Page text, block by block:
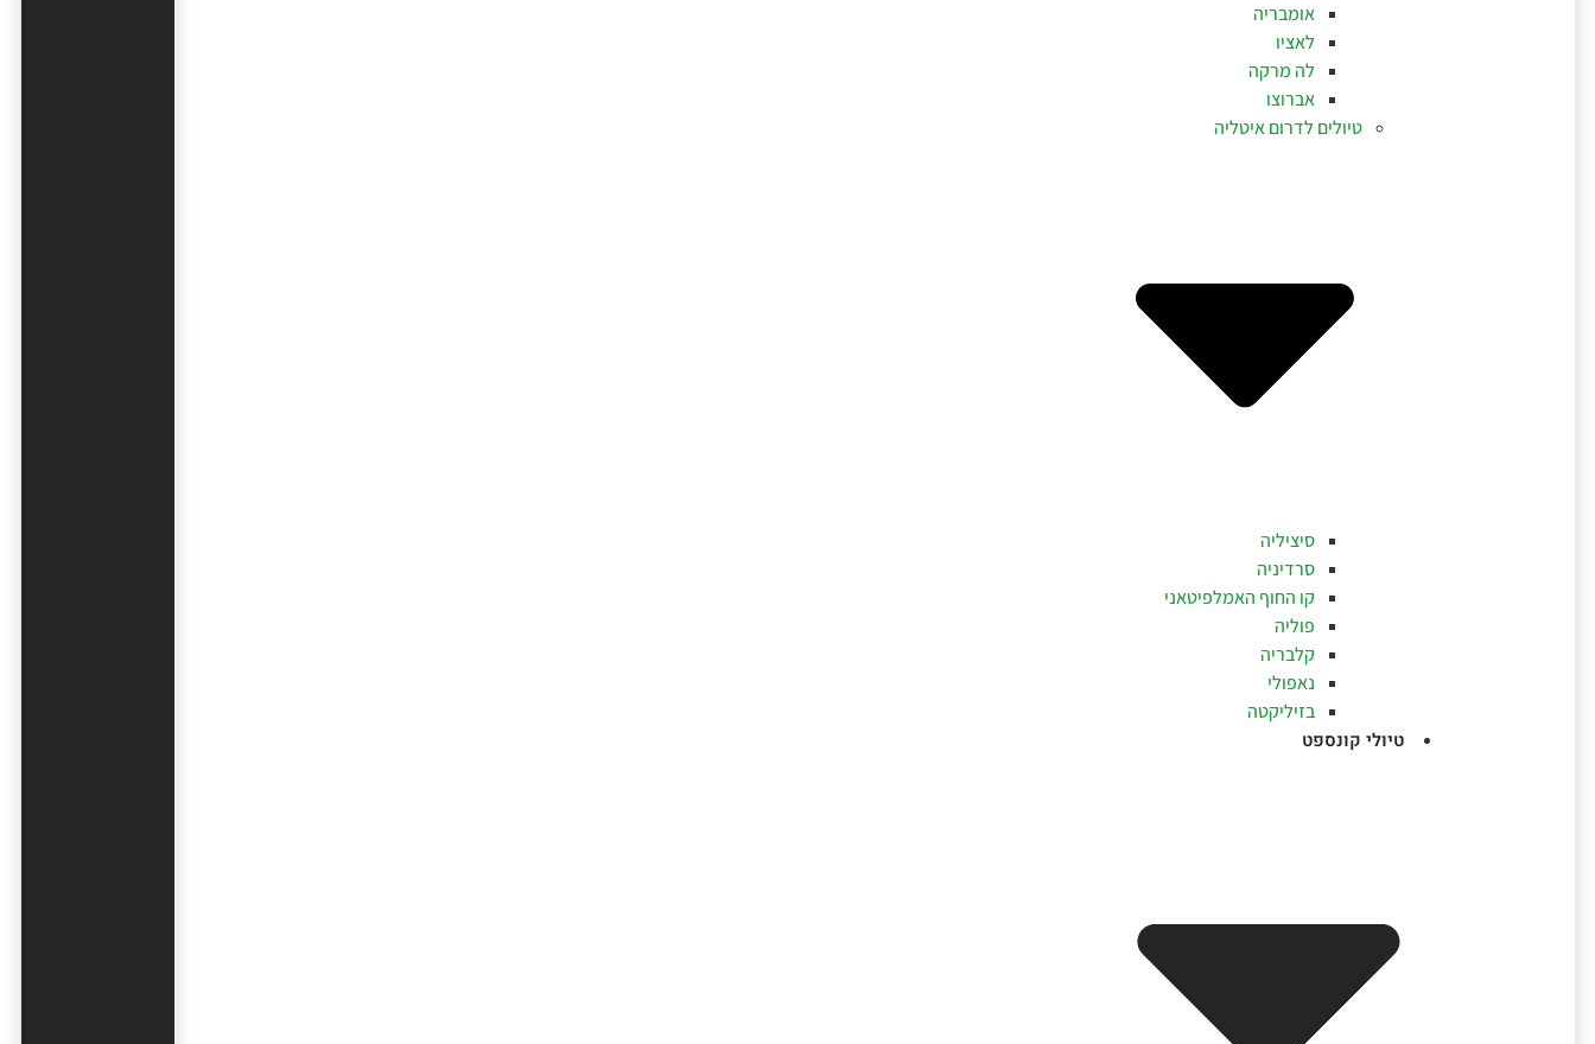
אומבריה
לאציו
לה מרקה
אברוצו
טיולים לדרום איטליה
סיציליה
סרדיניה
קו החוף האמלפיטאני
פוליה
קלבריה
נאפולי
בזיליקטה
טיולי קונספט